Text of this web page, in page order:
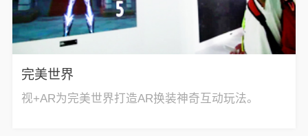
完美世界
视+AR为完美世界打造AR换装神奇互动玩法。